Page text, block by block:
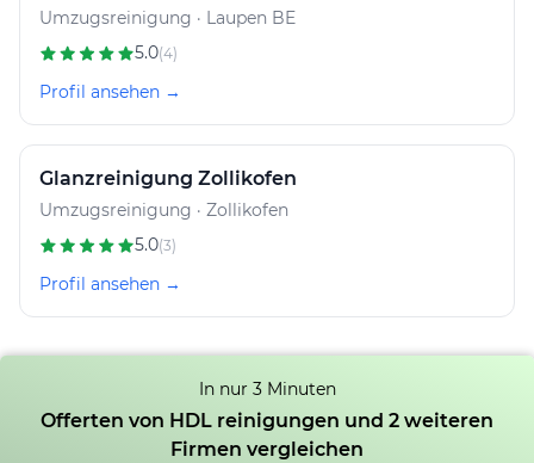
Umzugsreinigung · Laupen BE
5.0(4)
Profil ansehen →
Glanzreinigung Zollikofen
Umzugsreinigung · Zollikofen
5.0(3)
Profil ansehen →
In nur 3 Minuten
Offerten von HDL reinigungen und 2 weiteren
Firmen vergleichen